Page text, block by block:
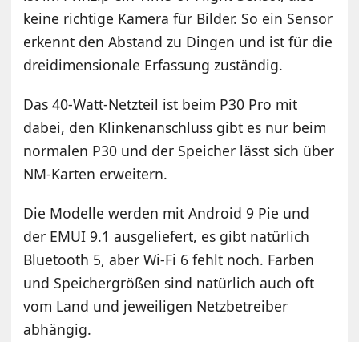
keine richtige Kamera für Bilder. So ein Sensor
erkennt den Abstand zu Dingen und ist für die
dreidimensionale Erfassung zuständig.
Das 40-Watt-Netzteil ist beim P30 Pro mit
dabei, den Klinkenanschluss gibt es nur beim
normalen P30 und der Speicher lässt sich über
NM-Karten erweitern.
Die Modelle werden mit Android 9 Pie und
der EMUI 9.1 ausgeliefert, es gibt natürlich
Bluetooth 5, aber Wi-Fi 6 fehlt noch. Farben
und Speichergrößen sind natürlich auch oft
vom Land und jeweiligen Netzbetreiber
abhängig.